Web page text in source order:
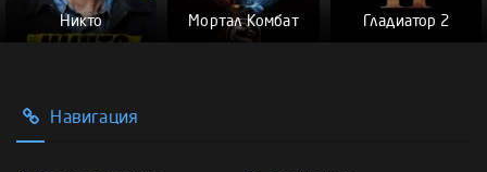
Никто Мортал Комбат Гладиатор 2
Навигация